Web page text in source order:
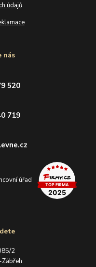
údajů
2
nás
520
719